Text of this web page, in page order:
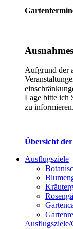
Aufgrund der
Lage bitte ich
zu informieren.
Übersicht
Ausflugsziele
Ausflugsziele/